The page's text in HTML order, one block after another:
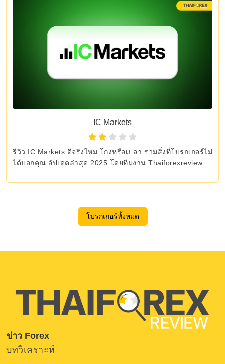
IC Markets
รีวิว IC Markets ดีจริงไหม โกงหรือเปล่า รวมสิ่งที่โบรกเกอร์ไม่
ได้บอกคุณ อัปเดตล่าสุด 2025 โดยทีมงาน Thaiforexreview
โบรกเกอร์ทั้งหมด
ข่าว Forex
บทวิเคราะห์